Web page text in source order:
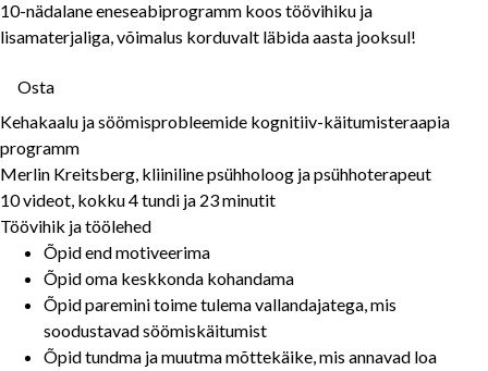
10-nädalane eneseabiprogramm koos töövihiku ja
lisamaterjaliga, võimalus korduvalt läbida aasta jooksul!
Osta
Kehakaalu ja söömisprobleemide kognitiiv-käitumisteraapia
programm
Merlin Kreitsberg, kliiniline psühholoog ja psühhoterapeut
10 videot, kokku 4 tundi ja 23 minutit
Töövihik ja töölehed
Õpid end motiveerima
Õpid oma keskkonda kohandama
Õpid paremini toime tulema vallandajatega, mis
soodustavad söömiskäitumist
Õpid tundma ja muutma mõttekäike, mis annavad loa